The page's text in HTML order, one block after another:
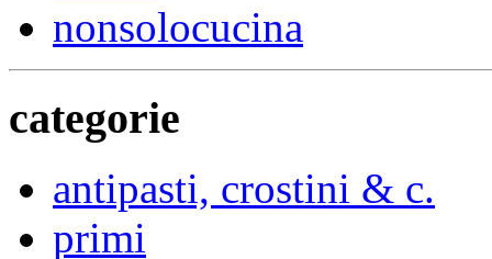
nonsolocucina
categorie
antipasti, crostini & c.
primi